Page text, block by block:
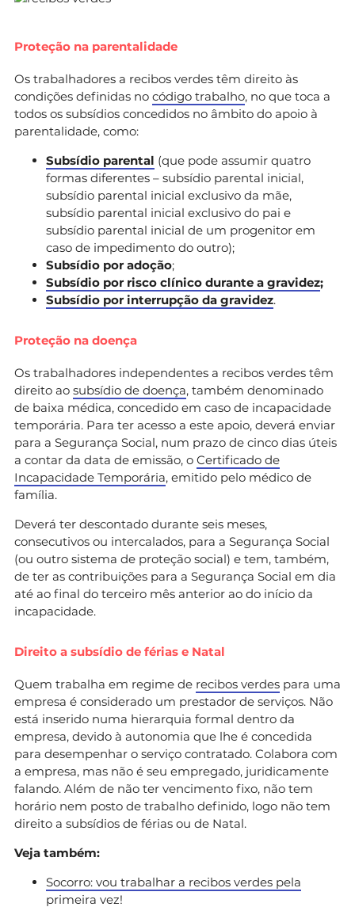
Proteção na parentalidade
Os trabalhadores a recibos verdes têm direito às
condições definidas no código trabalho, no que toca a
todos os subsídios concedidos no âmbito do apoio à
parentalidade, como:
Subsídio parental (que pode assumir quatro
formas diferentes – subsídio parental inicial,
subsídio parental inicial exclusivo da mãe,
subsídio parental inicial exclusivo do pai e
subsídio parental inicial de um progenitor em
caso de impedimento do outro);
Subsídio por adoção;
Subsídio por risco clínico durante a gravidez;
Subsídio por interrupção da gravidez.
Proteção na doença
Os trabalhadores independentes a recibos verdes têm
direito ao subsídio de doença, também denominado
de baixa médica, concedido em caso de incapacidade
temporária. Para ter acesso a este apoio, deverá enviar
para a Segurança Social, num prazo de cinco dias úteis
a contar da data de emissão, o Certificado de
Incapacidade Temporária, emitido pelo médico de
família.
Deverá ter descontado durante seis meses,
consecutivos ou intercalados, para a Segurança Social
(ou outro sistema de proteção social) e tem, também,
de ter as contribuições para a Segurança Social em dia
até ao final do terceiro mês anterior ao do início da
incapacidade.
Direito a subsídio de férias e Natal
Quem trabalha em regime de recibos verdes para uma
empresa é considerado um prestador de serviços. Não
está inserido numa hierarquia formal dentro da
empresa, devido à autonomia que lhe é concedida
para desempenhar o serviço contratado. Colabora com
a empresa, mas não é seu empregado, juridicamente
falando. Além de não ter vencimento fixo, não tem
horário nem posto de trabalho definido, logo não tem
direito a subsídios de férias ou de Natal.
Veja também:
Socorro: vou trabalhar a recibos verdes pela
primeira vez!